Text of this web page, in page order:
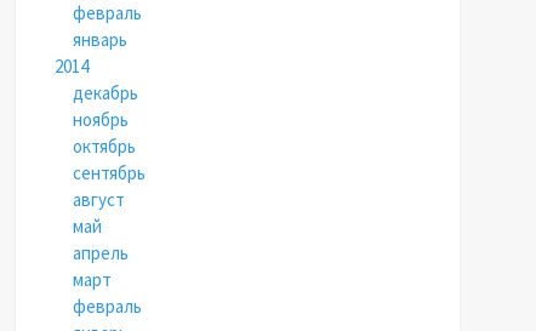
февраль
январь
2014
декабрь
ноябрь
октябрь
сентябрь
август
май
апрель
март
февраль